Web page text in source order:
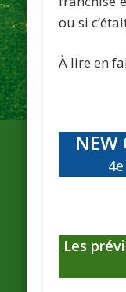
ou si
À lire en
NEW
Les